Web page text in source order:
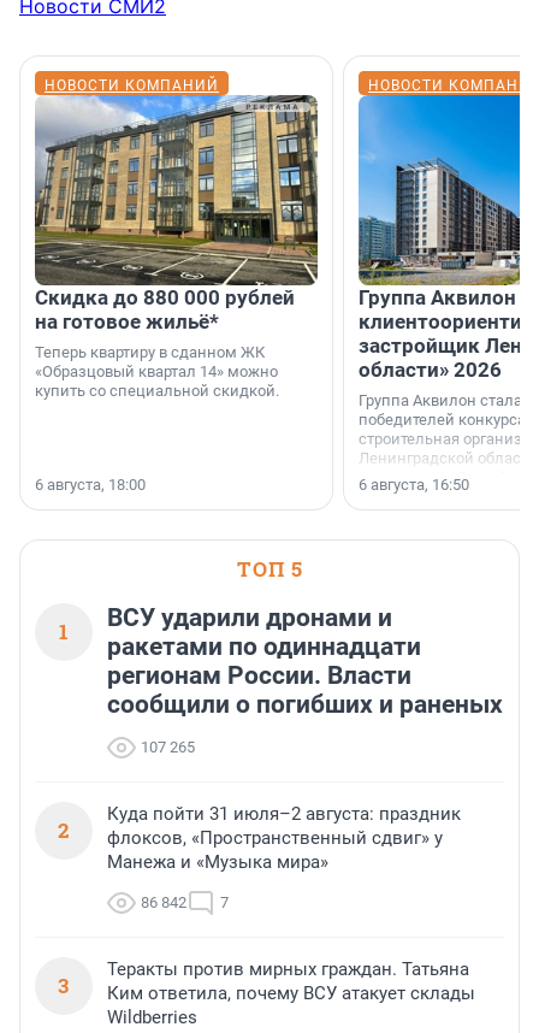
Новости СМИ2
НОВОСТИ КОМПАНИЙ
Скидка до 880 000 рублей
на готовое жильё*
Теперь квартиру в сданном ЖК
«Образцовый квартал 14» можно
купить со специальной скидкой.
6 августа, 18:00
НОВОСТИ
Группа Аквилон
застройщик
области» 2026
Группа Аквилон стала
победителей конкурса
строительная
Ленинградской области
номинации «Самый
застройщик
области».
6 августа, 16:50
ТОП 5
1
ВСУ ударили дронами и
ракетами по одиннадцати
регионам России. Власти
сообщили о погибших и раненых
107 265
2
Куда пойти 31 июля–2 августа: праздник
флоксов, «Пространственный сдвиг» у
Манежа и «Музыка мира»
86 842 7
3
Теракты против мирных граждан. Татьяна
Ким ответила, почему ВСУ атакует склады
Wildberries